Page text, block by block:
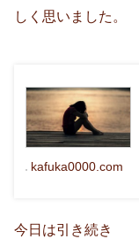
しく思いました。
kafuka0000.com
今日は引き続き